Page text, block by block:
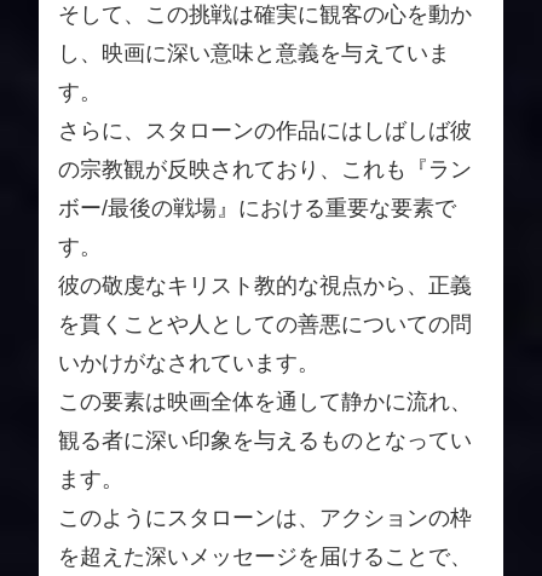
そして、この挑戦は確実に観客の心を動か
し、映画に深い意味と意義を与えていま
す。
さらに、スタローンの作品にはしばしば彼
の宗教観が反映されており、これも『ラン
ボー/最後の戦場』における重要な要素で
す。
彼の敬虔なキリスト教的な視点から、正義
を貫くことや人としての善悪についての問
いかけがなされています。
この要素は映画全体を通して静かに流れ、
観る者に深い印象を与えるものとなってい
ます。
このようにスタローンは、アクションの枠
を超えた深いメッセージを届けることで、